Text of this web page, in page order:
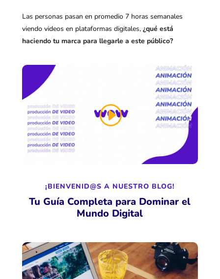
Las personas pasan en promedio 7 horas semanales
viendo videos en plataformas digitales, ¿qué está
haciendo tu marca para llegarle a este público?
¡BIENVENID@S A NUESTRO BLOG!
Tu Guía Completa para Dominar el
Mundo Digital